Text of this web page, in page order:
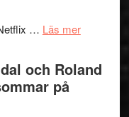
–
Delvis
bortom
… Läs merom
–
och Roland
på